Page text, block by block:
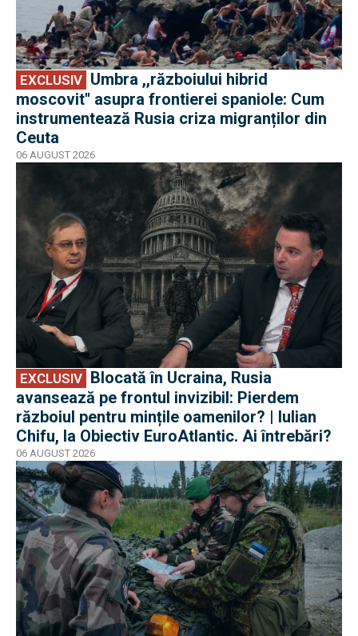
EXCLUSIV
moscovit'' asupra frontierei spaniole: Cum
instrumentează Rusia criza migranților din
Ceuta
06 AUGUST 2026
EXCLUSIV
avansează pe frontul invizibil: Pierdem
războiul pentru mințile oamenilor? | Iulian
Chifu, la Obiectiv EuroAtlantic. Ai întrebări?
06 AUGUST 2026